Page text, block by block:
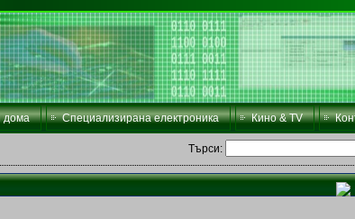
дома Специализирана електроника Кино & TV
Търси: